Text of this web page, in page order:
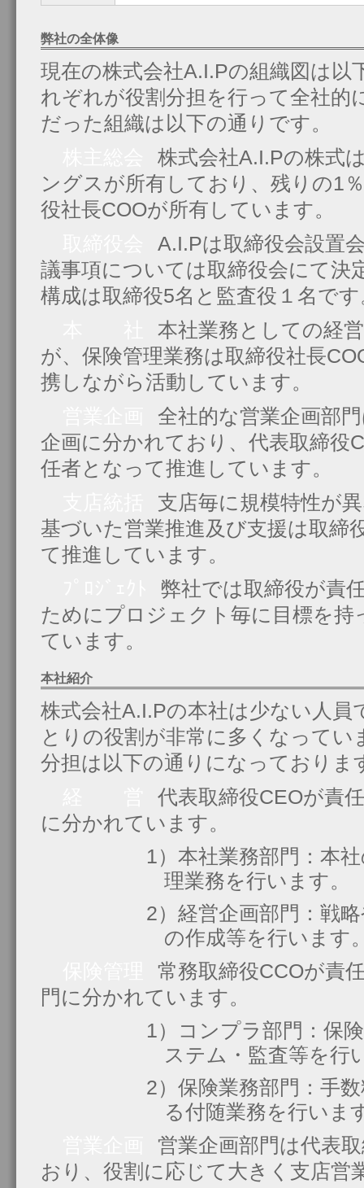
弊社の全体像
現在の株式会社A.I.Pの組織図は
れぞれが役割分担を行って全社的
だった組織は以下の通りです。
株式会社A.I.Pの株式
ングスが所有しており、残りの1
役社長COOが所有しています。
A.I.Pは取締役会設置
議事項については取締役会にて決
構成は取締役5名と監査役１名です
本社業務としての経
が、保険管理業務は取締役社長
携しながら活動しています。
全社的な営業企画部
企画に分かれており、代表取締役
任者となって推進しています。
支店毎に規模特性が
基づいた営業推進及び支援は取締
て推進しています。
弊社では取締役が責
ためにプロジェクト毎に目標を持
ています。
本社紹介
株式会社A.I.Pの本社は少ない人
とりの役割が非常に多くなってい
分担は以下の通りになっておりま
代表取締役CEOが責
に分かれています。
1）本社業務部門：本
理業務を行います。
2）経営企画部門：戦
の作成等を行います
常務取締役CCOが責
門に分かれています。
1）コンプラ部門：保
ステム・監査等を行
2）保険業務部門：手
る付随業務を行いま
営業企画部門は代表
おり、役割に応じて大きく支店営